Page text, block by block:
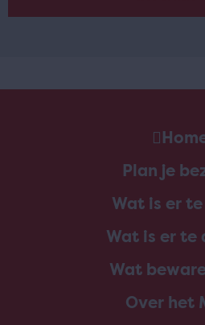
Plan je
Wat is er
Wat is er te
Wat
Over het